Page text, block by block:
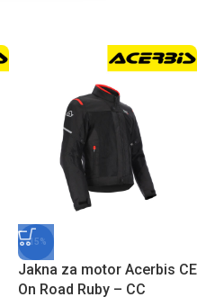
-15%
Jakna za motor Acerbis CE
On Road Ruby – CC